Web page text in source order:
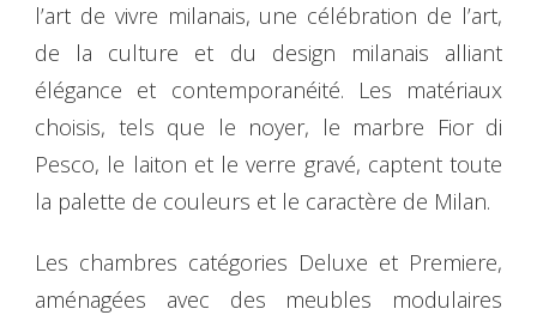
l’art de vivre milanais, une célébration de l’art,
de la culture et du design milanais alliant
élégance et contemporanéité. Les matériaux
choisis, tels que le noyer, le marbre Fior di
Pesco, le laiton et le verre gravé, captent toute
la palette de couleurs et le caractère de Milan.
Les chambres catégories Deluxe et Premiere,
aménagées avec des meubles modulaires